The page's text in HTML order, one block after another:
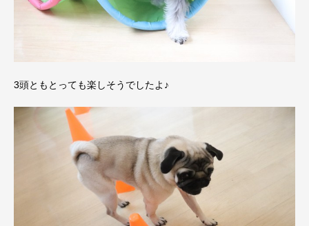
3頭ともとっても楽しそうでしたよ♪